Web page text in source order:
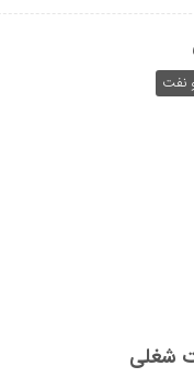
نفت
شغلی